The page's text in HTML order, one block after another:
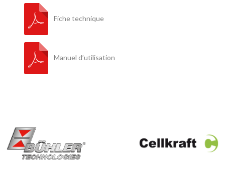
Fiche technique
Manuel d’utilisation